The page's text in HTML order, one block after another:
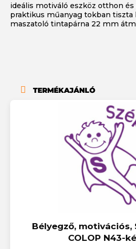
ideális motiváló eszköz otthon
praktikus műanyag tokban tiszta
maszatoló tintapárna 22 mm
TERMÉKAJÁNLÓ
Bélyegző, motivációs,
COLOP N43-